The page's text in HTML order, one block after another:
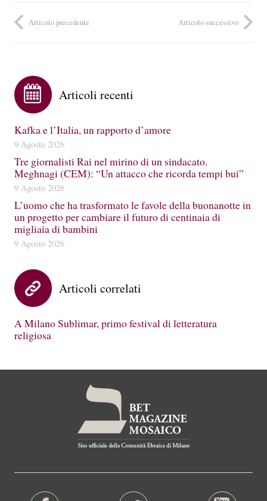
Articolo precedente Articolo successivo
Articoli recenti
Kafka e l’Italia, un rapporto d’amore
9 Agosto 2026
Tre giornalisti Rai nel mirino di un sindacato.
Meghnagi (CEM): “Un attacco che ricorda tempi bui”
9 Agosto 2026
L’uomo che ha trasformato le favole della buonanotte in
un progetto per cambiare il futuro di centinaia di
migliaia di bambini
9 Agosto 2026
Articoli correlati
A Milano Sublimar, primo festival di letteratura
religiosa